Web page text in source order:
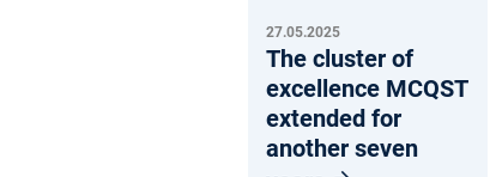
27.05.2025
The cluster of
excellence MCQST
extended for
another seven